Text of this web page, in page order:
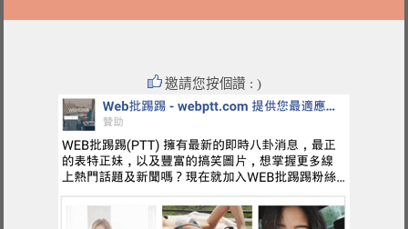
邀請您按個讚 : )